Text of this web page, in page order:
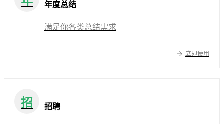
年度总结
满足你各类总结需求
立即使用
招 招聘